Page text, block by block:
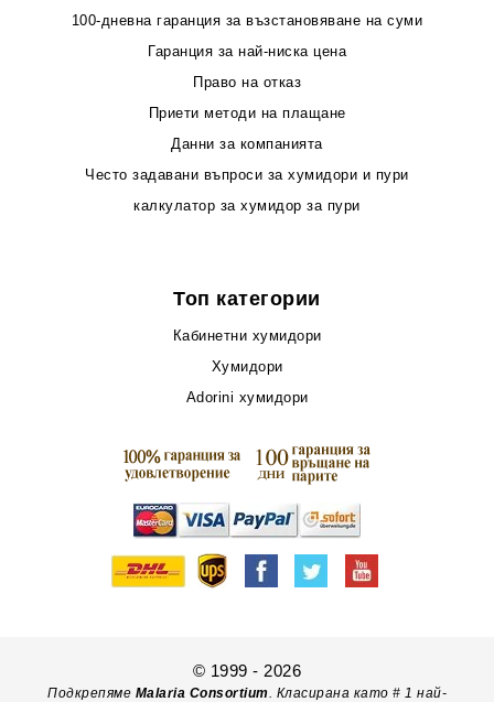
100-дневна гаранция за възстановяване на суми
Гаранция за най-ниска цена
Право на отказ
Приети методи на плащане
Данни за компанията
Често задавани въпроси за хумидори и пури
калкулатор за хумидор за пури
Топ категории
Кабинетни хумидори
Хумидори
Adorini хумидори
© 1999 - 2026
Подкрепяме Malaria Consortium. Класирана като # 1 най-